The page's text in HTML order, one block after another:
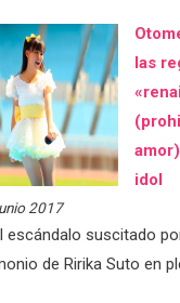
las
idol
2017
escándalo suscitado
de Ririka Suto en